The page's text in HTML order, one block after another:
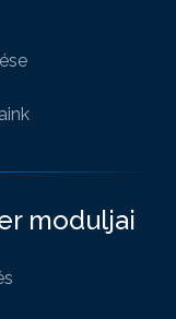
moduljai